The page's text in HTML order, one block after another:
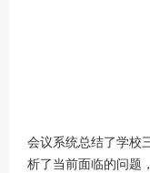
会议系统总结了学校
析了当前面临的问题